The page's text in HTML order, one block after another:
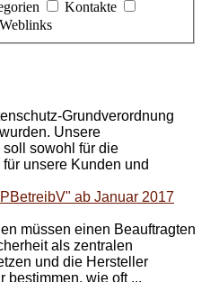
Kontakte
Weblinks
Grundverordnung
Unsere
sowohl für die
unsere Kunden und
ab Januar 2017
müssen einen Beauftragten
als zentralen
und die Hersteller
bestimmen, wie oft ...